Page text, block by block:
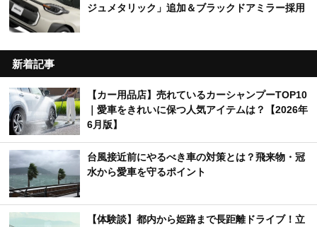
ジュメタリック」追加＆ブラックドアミラー採用
新着記事
【カー用品店】売れているカーシャンプーTOP10
｜愛車をきれいに保つ人気アイテムは？【2026年
6月版】
台風接近前にやるべき車の対策とは？飛来物・冠
水から愛車を守るポイント
【体験談】都内から姫路まで長距離ドライブ！立